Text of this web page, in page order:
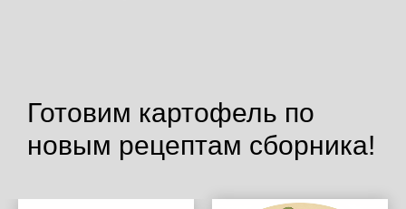
Готовим картофель по
новым рецептам сборника!